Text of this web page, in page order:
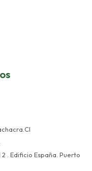
. Edificio España. Puerto